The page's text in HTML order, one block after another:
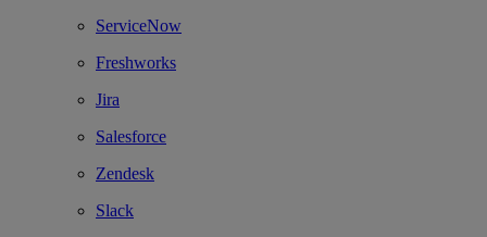
ServiceNow
Freshworks
Jira
Salesforce
Zendesk
Slack